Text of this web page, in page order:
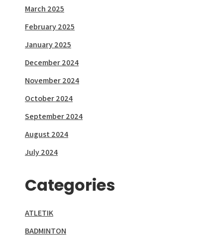
March 2025
February 2025
January 2025
December 2024
November 2024
October 2024
September 2024
August 2024
July 2024
Categories
ATLETIK
BADMINTON